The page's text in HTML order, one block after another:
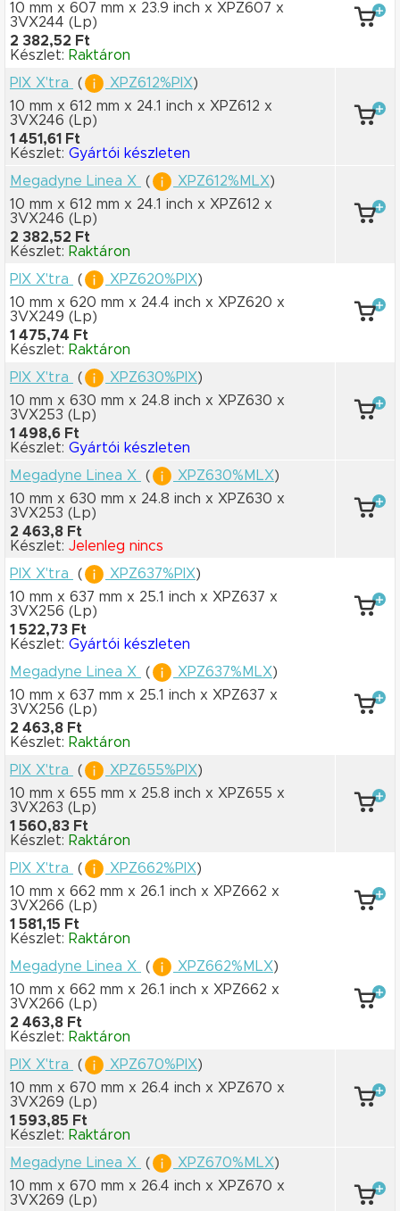
10 mm x 607 mm x 23.9 inch x XPZ607 x
3VX244 (Lp)
2 382,52 Ft
Készlet: Raktáron
PIX X'tra
( XPZ612%PIX)
10 mm x 612 mm x 24.1 inch x XPZ612 x
3VX246 (Lp)
1 451,61 Ft
Készlet: Gyártói készleten
Megadyne Linea X
( XPZ612%MLX)
10 mm x 612 mm x 24.1 inch x XPZ612 x
3VX246 (Lp)
2 382,52 Ft
Készlet: Raktáron
PIX X'tra
( XPZ620%PIX)
10 mm x 620 mm x 24.4 inch x XPZ620 x
3VX249 (Lp)
1 475,74 Ft
Készlet: Raktáron
PIX X'tra
( XPZ630%PIX)
10 mm x 630 mm x 24.8 inch x XPZ630 x
3VX253 (Lp)
1 498,6 Ft
Készlet: Gyártói készleten
Megadyne Linea X
( XPZ630%MLX)
10 mm x 630 mm x 24.8 inch x XPZ630 x
3VX253 (Lp)
2 463,8 Ft
Készlet: Jelenleg nincs
PIX X'tra
( XPZ637%PIX)
10 mm x 637 mm x 25.1 inch x XPZ637 x
3VX256 (Lp)
1 522,73 Ft
Készlet: Gyártói készleten
Megadyne Linea X
( XPZ637%MLX)
10 mm x 637 mm x 25.1 inch x XPZ637 x
3VX256 (Lp)
2 463,8 Ft
Készlet: Raktáron
PIX X'tra
( XPZ655%PIX)
10 mm x 655 mm x 25.8 inch x XPZ655 x
3VX263 (Lp)
1 560,83 Ft
Készlet: Raktáron
PIX X'tra
( XPZ662%PIX)
10 mm x 662 mm x 26.1 inch x XPZ662 x
3VX266 (Lp)
1 581,15 Ft
Készlet: Raktáron
Megadyne Linea X
( XPZ662%MLX)
10 mm x 662 mm x 26.1 inch x XPZ662 x
3VX266 (Lp)
2 463,8 Ft
Készlet: Raktáron
PIX X'tra
( XPZ670%PIX)
10 mm x 670 mm x 26.4 inch x XPZ670 x
3VX269 (Lp)
1 593,85 Ft
Készlet: Raktáron
Megadyne Linea X
( XPZ670%MLX)
10 mm x 670 mm x 26.4 inch x XPZ670 x
3VX269 (Lp)